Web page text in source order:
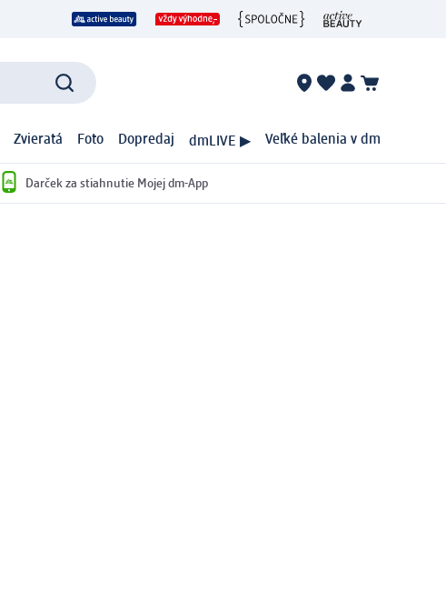
Zvieratá Foto Dopredaj dmLIVE ▶ Veľké balenia v dm
Darček za stiahnutie Mojej dm-App